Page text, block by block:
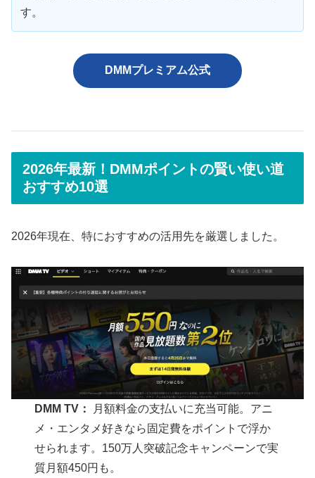
す。
DMMプレミアム公式
2026年最新！DMMポイントの賢い使い道
おすすめ10選
2026年現在、特におすすめの活用先を厳選しました。
DMM TV：
月額料金の支払いに充当可能。アニ
メ・エンタメ好きなら固定費をポイントで浮か
せられます。150万人突破記念キャンペーンで実
質月額450円も。